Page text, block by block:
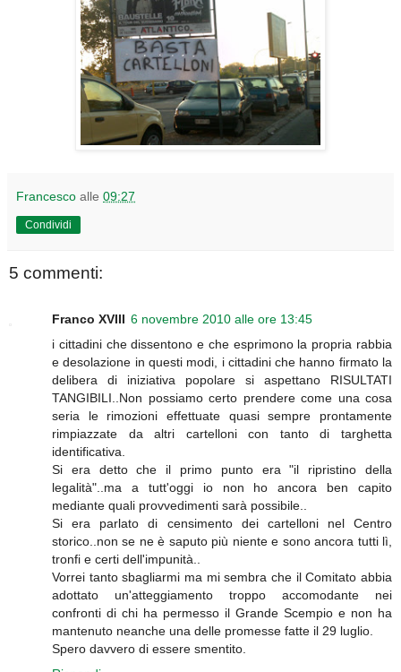
Francesco alle 09:27
Condividi
5 commenti:
Franco XVIII 6 novembre 2010 alle ore 13:45
i cittadini che dissentono e che esprimono la propria rabbia
e desolazione in questi modi, i cittadini che hanno firmato la
delibera di iniziativa popolare si aspettano RISULTATI
TANGIBILI..Non possiamo certo prendere come una cosa
seria le rimozioni effettuate quasi sempre prontamente
rimpiazzate da altri cartelloni con tanto di targhetta
identificativa.
Si era detto che il primo punto era "il ripristino della
legalità"..ma a tutt'oggi io non ho ancora ben capito
mediante quali provvedimenti sarà possibile..
Si era parlato di censimento dei cartelloni nel Centro
storico..non se ne è saputo più niente e sono ancora tutti lì,
tronfi e certi dell'impunità..
Vorrei tanto sbagliarmi ma mi sembra che il Comitato abbia
adottato un'atteggiamento troppo accomodante nei
confronti di chi ha permesso il Grande Scempio e non ha
mantenuto neanche una delle promesse fatte il 29 luglio.
Spero davvero di essere smentito.